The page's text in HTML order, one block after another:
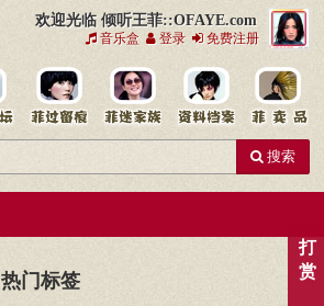
欢迎光临 倾听王菲::OFAYE.com
音乐盒 登录 免费注册
搜索
热门标签
打
赏